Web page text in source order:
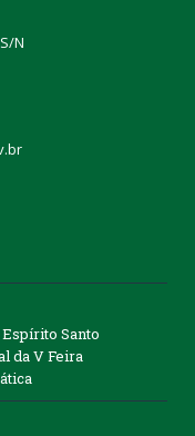
N
Santo
da V Feira